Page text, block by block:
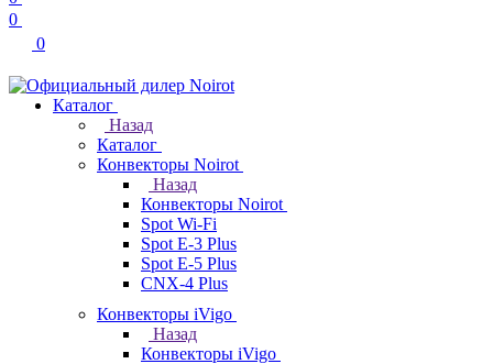
0
0
Каталог
Назад
Каталог
Конвекторы Noirot
Назад
Конвекторы Noirot
Spot Wi-Fi
Spot E-3 Plus
Spot E-5 Plus
CNX-4 Plus
Конвекторы iVigo
Назад
Конвекторы iVigo